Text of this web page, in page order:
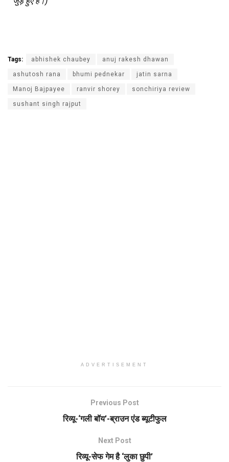
Tags: abhishek chaubey anuj rakesh dhawan
ashutosh rana bhumi pednekar jatin sarna
Manoj Bajpayee ranvir shorey sonchiriya review
sushant singh rajput
ADVERTISEMENT
Previous Post
रिव्यू-‘गली बॉय’-ब्राउन एंड ब्यूटीफुल
Next Post
रिव्यू-सेफ गेम है ‘लुका छुपी’